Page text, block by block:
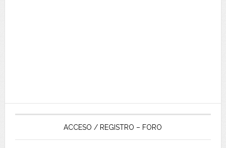
ACCESO / REGISTRO – FORO